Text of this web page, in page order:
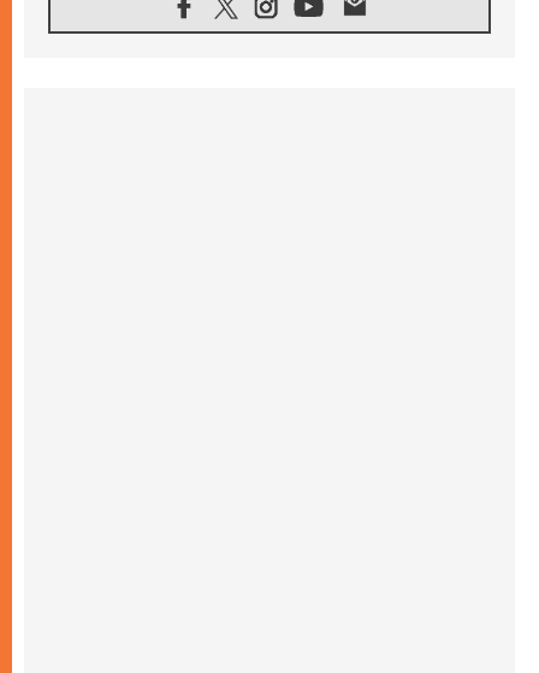
الفاتيكان يعلن برنامج الزيارة الرسولية للبابا لاوُن